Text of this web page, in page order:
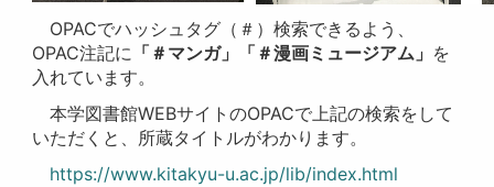
OPACでハッシュタグ（＃）検索できるよう、
OPAC注記に 「＃マンガ」「＃漫画ミュージアム」 を
入れています。
本学図書館WEBサイトのOPACで上記の検索をして
いただくと、所蔵タイトルがわかります。
https://www.kitakyu-u.ac.jp/lib/index.html